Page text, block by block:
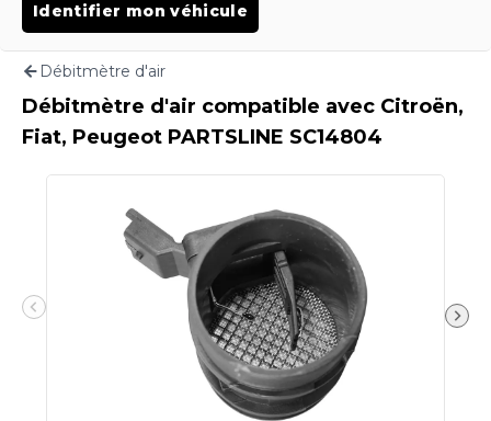
Identifier mon véhicule
Débitmètre d'air
Débitmètre d'air compatible avec Citroën,
Fiat, Peugeot PARTSLINE SC14804